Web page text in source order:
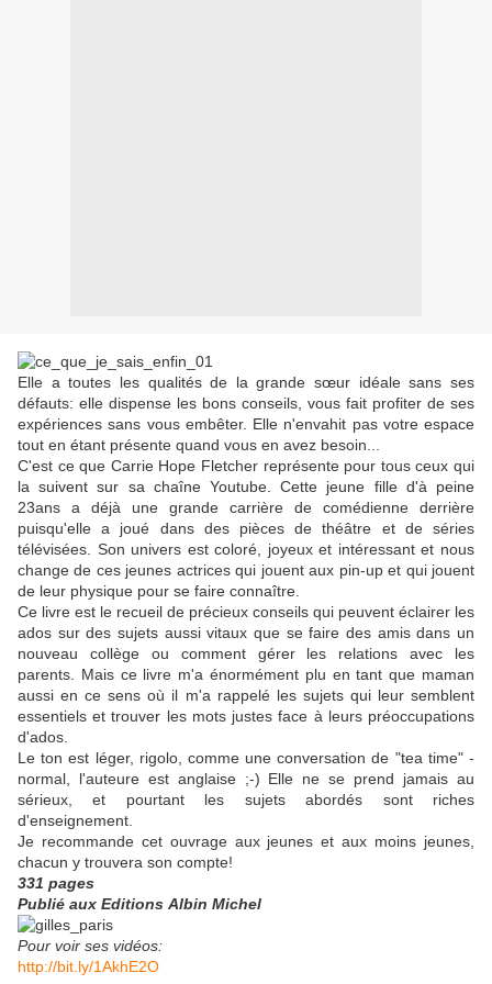
Elle a toutes les qualités de la grande sœur idéale sans ses
défauts: elle dispense les bons conseils, vous fait profiter de ses
expériences sans vous embêter. Elle n'envahit pas votre espace
tout en étant présente quand vous en avez besoin...
C'est ce que Carrie Hope Fletcher représente pour tous ceux qui
la suivent sur sa chaîne Youtube. Cette jeune fille d'à peine
23ans a déjà une grande carrière de comédienne derrière
puisqu'elle a joué dans des pièces de théâtre et de séries
télévisées. Son univers est coloré, joyeux et intéressant et nous
change de ces jeunes actrices qui jouent aux pin-up et qui jouent
de leur physique pour se faire connaître.
Ce livre est le recueil de précieux conseils qui peuvent éclairer les
ados sur des sujets aussi vitaux que se faire des amis dans un
nouveau collège ou comment gérer les relations avec les
parents. Mais ce livre m'a énormément plu en tant que maman
aussi en ce sens où il m'a rappelé les sujets qui leur semblent
essentiels et trouver les mots justes face à leurs préoccupations
d'ados.
Le ton est léger, rigolo, comme une conversation de "tea time" -
normal, l'auteure est anglaise ;-) Elle ne se prend jamais au
sérieux, et pourtant les sujets abordés sont riches
d'enseignement.
Je recommande cet ouvrage aux jeunes et aux moins jeunes,
chacun y trouvera son compte!
331 pages
Publié aux Editions Albin Michel
Pour voir ses vidéos:
http://bit.ly/1AkhE2O